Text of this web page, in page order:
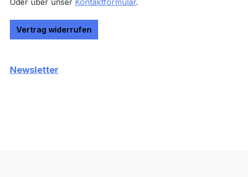
Oder über unser Kontaktformular.
Vertrag widerrufen
Newsletter